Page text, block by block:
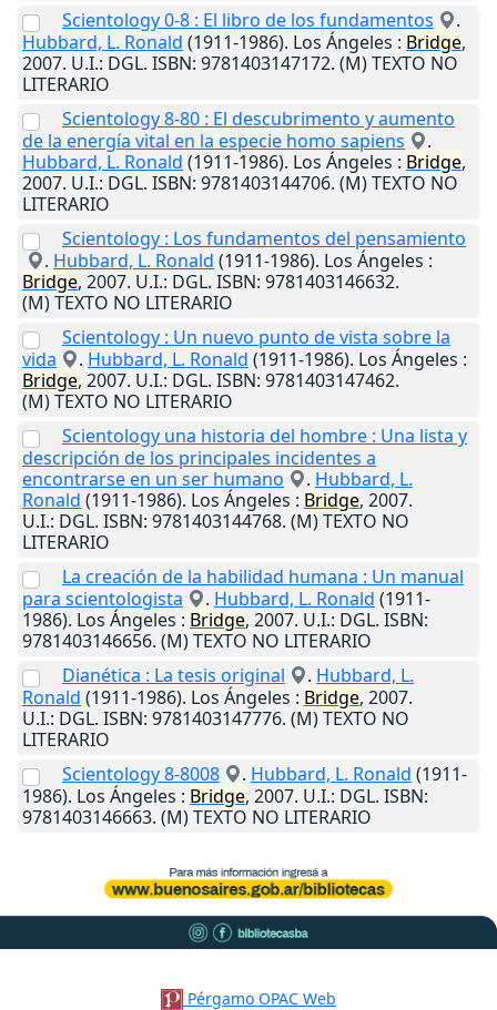
Scientology 0-8 : El libro de los fundamentos
.
Hubbard, L. Ronald (1911-1986). Los Ángeles : Bridge,
2007. U.I.: DGL. ISBN: 9781403147172. (M) TEXTO NO
LITERARIO
Scientology 8-80 : El descubrimento y aumento
de la energía vital en la especie homo sapiens
.
Hubbard, L. Ronald (1911-1986). Los Ángeles : Bridge,
2007. U.I.: DGL. ISBN: 9781403144706. (M) TEXTO NO
LITERARIO
Scientology : Los fundamentos del pensamiento
. Hubbard, L. Ronald (1911-1986). Los Ángeles :
Bridge, 2007. U.I.: DGL. ISBN: 9781403146632.
(M) TEXTO NO LITERARIO
Scientology : Un nuevo punto de vista sobre la
vida
. Hubbard, L. Ronald (1911-1986). Los Ángeles :
Bridge, 2007. U.I.: DGL. ISBN: 9781403147462.
(M) TEXTO NO LITERARIO
Scientology una historia del hombre : Una lista y
descripción de los principales incidentes a
encontrarse en un ser humano
. Hubbard, L.
Ronald (1911-1986). Los Ángeles : Bridge, 2007.
U.I.: DGL. ISBN: 9781403144768. (M) TEXTO NO
LITERARIO
La creación de la habilidad humana : Un manual
para scientologista
. Hubbard, L. Ronald (1911-
1986). Los Ángeles : Bridge, 2007. U.I.: DGL. ISBN:
9781403146656. (M) TEXTO NO LITERARIO
Dianética : La tesis original
. Hubbard, L.
Ronald (1911-1986). Los Ángeles : Bridge, 2007.
U.I.: DGL. ISBN: 9781403147776. (M) TEXTO NO
LITERARIO
Scientology 8-8008
. Hubbard, L. Ronald (1911-
1986). Los Ángeles : Bridge, 2007. U.I.: DGL. ISBN:
9781403146663. (M) TEXTO NO LITERARIO
Pérgamo OPAC Web